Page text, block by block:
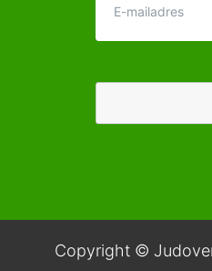
Copyright ©